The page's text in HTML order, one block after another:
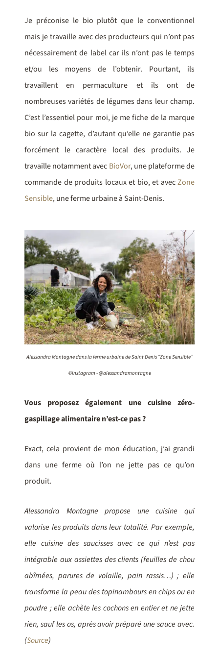
Je préconise le bio plutôt que le conventionnel
mais je travaille avec des producteurs qui n’ont pas
nécessairement de label car ils n’ont pas le temps
et/ou les moyens de l’obtenir. Pourtant, ils
travaillent en permaculture et ils ont de
nombreuses variétés de légumes dans leur champ.
C’est l’essentiel pour moi, je me fiche de la marque
bio sur la cagette, d’autant qu’elle ne garantie pas
forcément le caractère local des produits. Je
travaille notamment avec BioVor, une plateforme de
commande de produits locaux et bio, et avec Zone
Sensible, une ferme urbaine à Saint-Denis.
Alessandra Montagne dans la ferme urbaine de Saint Denis “Zone Sensible”
©Instagram - @alessandramontagne
Vous proposez également une cuisine zéro-
gaspillage alimentaire n’est-ce pas ?
Exact, cela provient de mon éducation, j’ai grandi
dans une ferme où l’on ne jette pas ce qu’on
produit.
Alessandra Montagne propose une cuisine qui
valorise les produits dans leur totalité. Par exemple,
elle cuisine des saucisses avec ce qui n’est pas
intégrable aux assiettes des clients (feuilles de chou
abîmées, parures de volaille, pain rassis…) ; elle
transforme la peau des topinambours en chips ou en
poudre ; elle achète les cochons en entier et ne jette
rien, sauf les os, après avoir préparé une sauce avec.
(Source)